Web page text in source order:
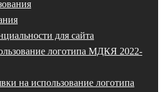
для сайта
логотипа МДКЯ 2022-
на использование логотипа